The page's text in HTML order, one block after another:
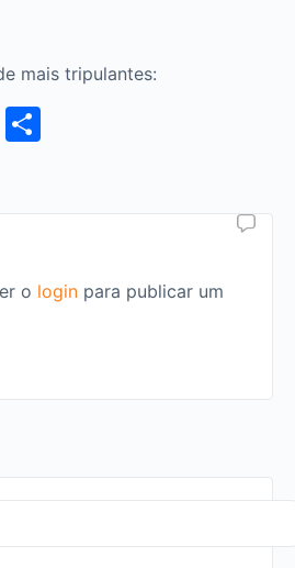
mais tripulantes:
LinkedIn
o login para publicar um